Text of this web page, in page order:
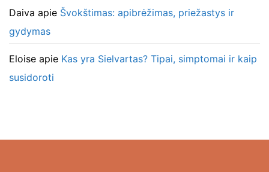
Daiva apie Švokštimas: apibrėžimas, priežastys ir
gydymas
Eloise apie Kas yra Sielvartas? Tipai, simptomai ir kaip
susidoroti